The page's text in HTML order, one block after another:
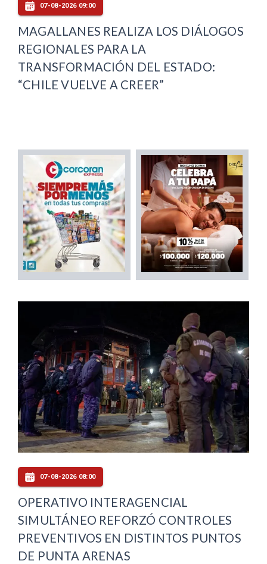
07-08-2026 09:00
MAGALLANES REALIZA LOS DIÁLOGOS
REGIONALES PARA LA
TRANSFORMACIÓN DEL ESTADO:
“CHILE VUELVE A CREER”
07-08-2026 08:00
OPERATIVO INTERAGENCIAL
SIMULTÁNEO REFORZÓ CONTROLES
PREVENTIVOS EN DISTINTOS PUNTOS
DE PUNTA ARENAS